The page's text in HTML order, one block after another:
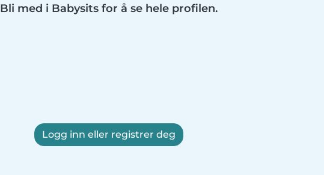
Bli med i Babysits for å se hele profilen.
Logg inn eller registrer deg